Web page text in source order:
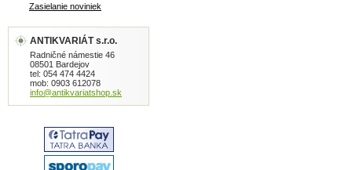
Zasielanie noviniek
ANTIKVARIÁT s.r.o.
Radničné námestie 46
08501 Bardejov
tel: 054 474 4424
mob: 0903 612078
info@antikvariatshop.sk